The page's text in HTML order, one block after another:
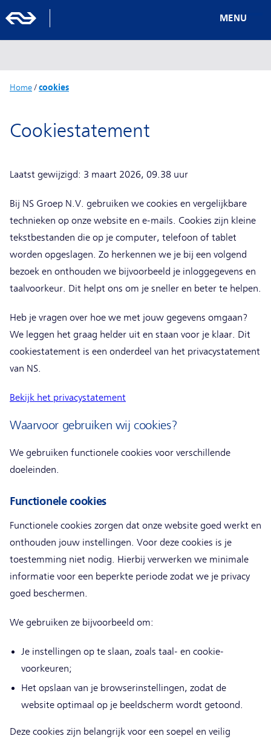
MENU
Home/cookies
Cookiestatement
Laatst gewijzigd: 3 maart 2026, 09.38 uur
Bij NS Groep N.V. gebruiken we cookies en vergelijkbare
technieken op onze website en e-mails. Cookies zijn kleine
tekstbestanden die op je computer, telefoon of tablet
worden opgeslagen. Zo herkennen we je bij een volgend
bezoek en onthouden we bijvoorbeeld je inloggegevens en
taalvoorkeur. Dit helpt ons om je sneller en beter te helpen.
Heb je vragen over hoe we met jouw gegevens omgaan?
We leggen het graag helder uit en staan voor je klaar. Dit
cookiestatement is een onderdeel van het privacystatement
van NS.
Bekijk het privacystatement
Waarvoor gebruiken wij cookies?
We gebruiken functionele cookies voor verschillende
doeleinden.
Functionele cookies
Functionele cookies zorgen dat onze website goed werkt en
onthouden jouw instellingen. Voor deze cookies is je
toestemming niet nodig. Hierbij verwerken we minimale
informatie voor een beperkte periode zodat we je privacy
goed beschermen.
We gebruiken ze bijvoorbeeld om:
Je instellingen op te slaan, zoals taal- en cookie-
voorkeuren;
Het opslaan van je browserinstellingen, zodat de
website optimaal op je beeldscherm wordt getoond.
Deze cookies zijn belangrijk voor een soepel en veilig